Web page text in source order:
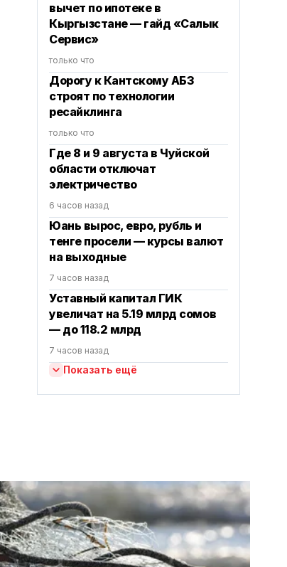
вычет по ипотеке в
Кыргызстане — гайд «Салык
Сервис»
только что
Дорогу к Кантскому АБЗ
строят по технологии
ресайклинга
только что
Где 8 и 9 августа в Чуйской
области отключат
электричество
6 часов назад
Юань вырос, евро, рубль и
тенге просели — курсы валют
на выходные
7 часов назад
Уставный капитал ГИК
увеличат на 5.19 млрд сомов
— до 118.2 млрд
7 часов назад
Показать ещё